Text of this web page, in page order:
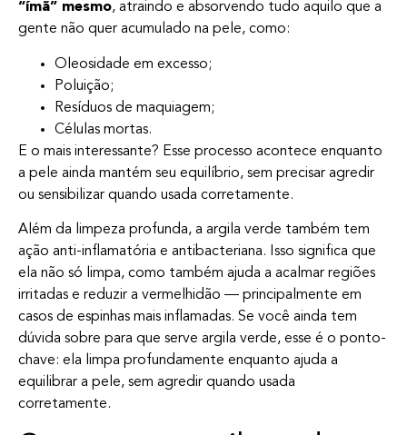
“ímã” mesmo, atraindo e absorvendo tudo aquilo que a
gente não quer acumulado na pele, como:
Oleosidade em excesso;
Poluição;
Resíduos de maquiagem;
Células mortas.
E o mais interessante? Esse processo acontece enquanto
a pele ainda mantém seu equilíbrio, sem precisar agredir
ou sensibilizar quando usada corretamente.
Além da limpeza profunda, a argila verde também tem
ação anti-inflamatória e antibacteriana. Isso significa que
ela não só limpa, como também ajuda a acalmar regiões
irritadas e reduzir a vermelhidão — principalmente em
casos de espinhas mais inflamadas. Se você ainda tem
dúvida sobre para que serve argila verde, esse é o ponto-
chave: ela limpa profundamente enquanto ajuda a
equilibrar a pele, sem agredir quando usada
corretamente.